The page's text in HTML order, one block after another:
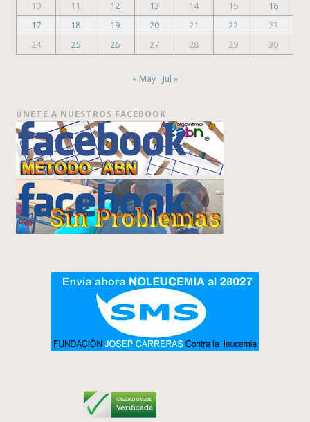
10
11 12 13 14 15
16
17
18 19 20 21 22
23
24
25 26 27 28 29 30
« May Jul »
ÚNETE A NUESTROS FACEBOOK